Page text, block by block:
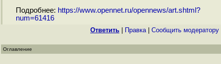
Подробнее: https://www.opennet.ru/opennews/art.shtml?
num=61416
Ответить Правка| Cообщить модератору
Оглавление